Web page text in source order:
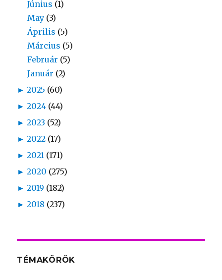
Június (1)
May (3)
Április (5)
Március (5)
Február (5)
Január (2)
► 2025 (60)
► 2024 (44)
► 2023 (52)
► 2022 (17)
► 2021 (171)
► 2020 (275)
► 2019 (182)
► 2018 (237)
TÉMAKÖRÖK